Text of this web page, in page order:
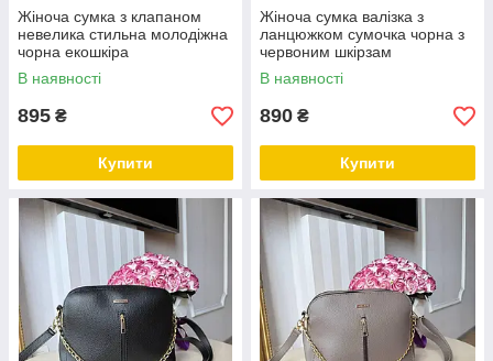
Жіноча сумка з клапаном
невелика стильна молодіжна
чорна екошкіра
В наявності
895 ₴
Купити
Жіноча сумка валізка з
ланцюжком сумочка чорна з
червоним шкірзам
В наявності
890 ₴
Купити